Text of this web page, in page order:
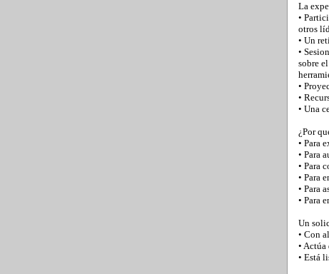
La
•
otros
• Un
•
sobre
•
•
• Una
¿Por
• Para
• Para
• Para
• Para
• Para
• Para
Un
• Con
•
• Está